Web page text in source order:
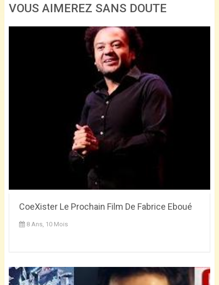
VOUS AIMEREZ SANS DOUTE
CoeXister Le Prochain Film De Fabrice Eboué
8 Ans, 10 Mois